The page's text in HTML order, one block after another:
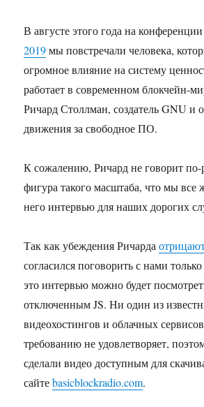
В августе этого года на
2019мы повстречали человека,
огромное влияние на систему
работает в современном блокчейн-
Ричард Столлман, создатель GNU и
движения за свободное ПО.
К сожалению, Ричард не говорит по-
фигура такого масштаба, что мы все
него интервью для наших дорогих
Так как убеждения Ричарда
согласился поговорить с нами
это интервью можно будет
отключенным JS. Ни один из
видеохостингов и облачных
требованию не удовлетворяет,
сделали видео доступным для
сайтеbasicblockradio.com.